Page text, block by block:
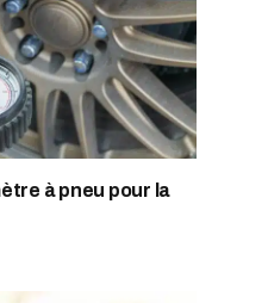
à pneu pour la